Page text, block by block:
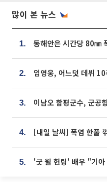
많이 본 뉴스
1.
2.
3. 이남오 함평군수, 군공
4.
5.